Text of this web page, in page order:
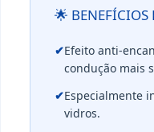
🌟 BENEFÍCIOS
✔Efeito anti-
condução mais
✔Especialmente
vidros.